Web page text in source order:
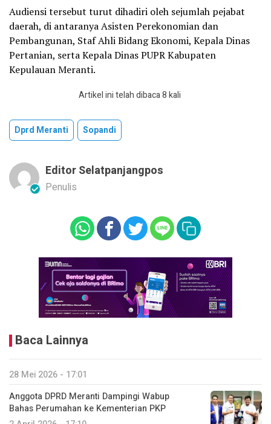
Audiensi tersebut turut dihadiri oleh sejumlah pejabat
daerah, di antaranya Asisten Perekonomian dan
Pembangunan, Staf Ahli Bidang Ekonomi, Kepala Dinas
Pertanian, serta Kepala Dinas PUPR Kabupaten
Kepulauan Meranti.
Artikel ini telah dibaca 8 kali
Dprd Meranti Sopandi
Editor Selatpanjangpos
Penulis
Baca Lainnya
28 Mei 2026 - 17:01
Anggota DPRD Meranti Dampingi Wabup
Bahas Perumahan ke Kementerian PKP